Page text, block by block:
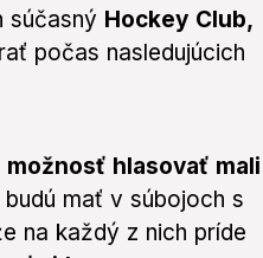
súčasný Hockey Club,
počas nasledujúcich
možnosť hlasovať mali
mať v súbojoch s
na každý z nich príde